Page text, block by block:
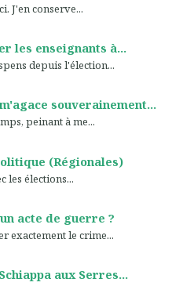
J'en conserve...
les enseignants à...
depuis l'élection...
souverainement...
peinant à me...
(Régionales)
les élections...
acte de guerre ?
exactement le crime...
aux Serres...